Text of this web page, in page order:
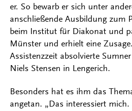
er. So bewarb er sich unter
anschließende Ausbildung zum
beim Institut für Diakonat und
Münster und erhielt eine
Assistenzzeit absolvierte
Niels Stensen in Lengerich.
Besonders hat es ihm das
angetan. „Das interessiert